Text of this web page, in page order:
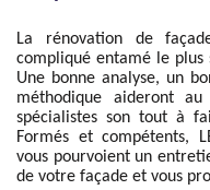
La rénovation de
compliqué entamé le plus
Une bonne analyse, un
méthodique aideront
spécialistes son tout à
Formés et compétents,
vous pourvoient un
de votre façade et vous